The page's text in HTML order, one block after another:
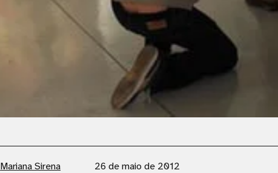
Mariana Sirena 26 de maio de 2012